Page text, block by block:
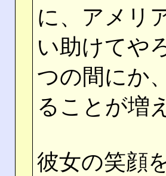
に、アメリ
い助けてや
つの間にか
ることが増
彼女の笑顔